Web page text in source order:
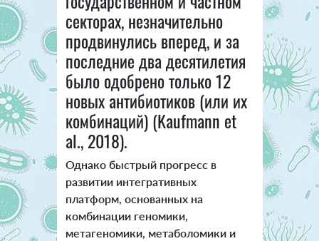
секторах, незначительно
продвинулись вперед, и за
последние два десятилетия
было одобрено только 12
новых антибиотиков (или их
комбинаций) (Kaufmann et
al., 2018).
Однако быстрый прогресс в
развитии интегративных
платформ, основанных на
комбинации геномики,
метагеномики, метаболомики и